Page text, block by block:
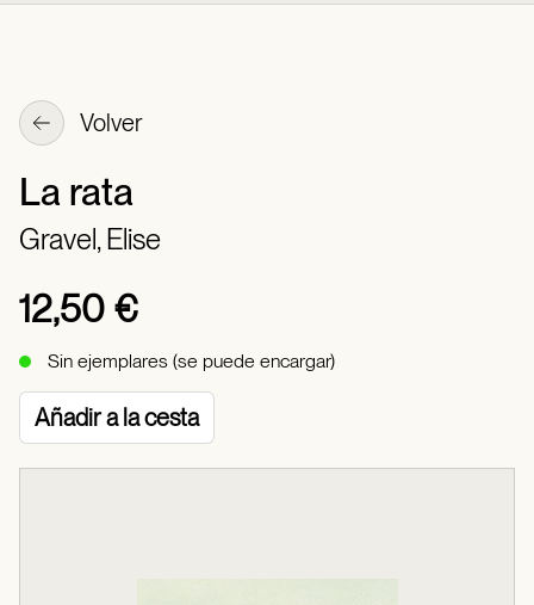
Volver
La rata
Gravel, Elise
12,50 €
Sin ejemplares (se puede encargar)
Añadir a la cesta